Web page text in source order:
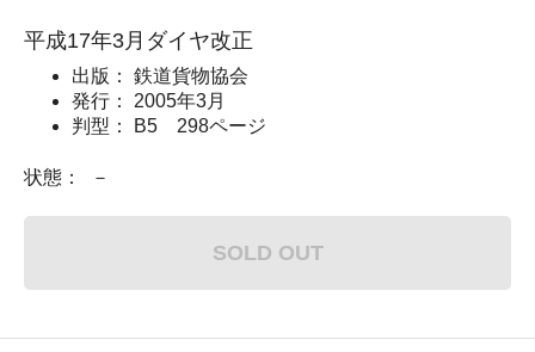
平成17年3月ダイヤ改正
出版： 鉄道貨物協会
発行： 2005年3月
判型： B5 298ページ
状態： －
SOLD OUT